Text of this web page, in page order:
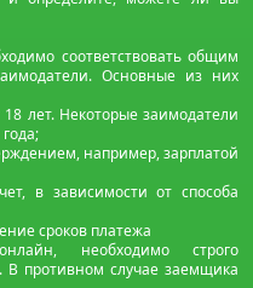
соответствовать общим
Основные из них
18 лет. Некоторые заимодатели
например, зарплатой
в зависимости от способа
сроков платежа
необходимо строго
В противном случае заемщика